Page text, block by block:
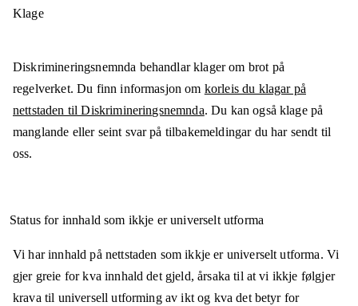
Klage
Diskrimineringsnemnda behandlar klager om brot på
regelverket. Du finn informasjon om korleis du klagar på
nettstaden til Diskrimineringsnemnda. Du kan også klage på
manglande eller seint svar på tilbakemeldingar du har sendt til
oss.
Status for innhald som ikkje er universelt utforma
Vi har innhald på nettstaden som ikkje er universelt utforma. Vi
gjer greie for kva innhald det gjeld, årsaka til at vi ikkje følgjer
krava til universell utforming av ikt og kva det betyr for